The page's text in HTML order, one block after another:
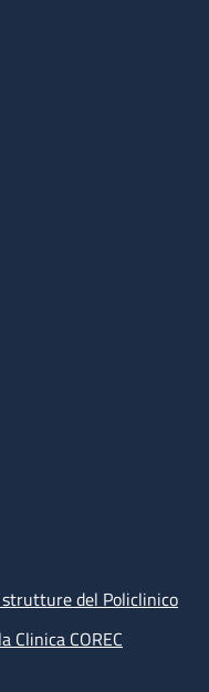
del Policlinico
Clinica COREC